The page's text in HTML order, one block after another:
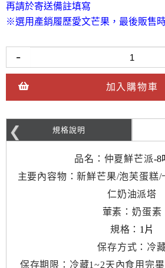
再請於寄送備註填寫
※選用產銷履歷愛文芒果，最後販售
-
加入購物車
規格說明
品名：仲夏鮮芒派-8
主要內容物：新鮮芒果/泡芙蛋糕
仁奶油派塔
葷素：奶蛋素
規格： 1片
保存方式：冷
保存期限：冷藏1~2天內食用完